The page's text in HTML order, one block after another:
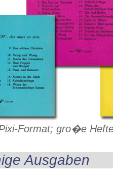
Format; gro�e
Ausgaben